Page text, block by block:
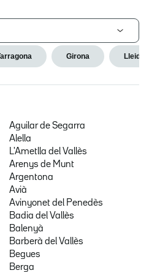
Girona Lleida
Aguilar de Segarra
Alella
L'Ametlla del Vallès
Arenys de Munt
Argentona
Avià
Avinyonet del Penedès
Badia del Vallès
Balenyà
Barberà del Vallès
Begues
Berga